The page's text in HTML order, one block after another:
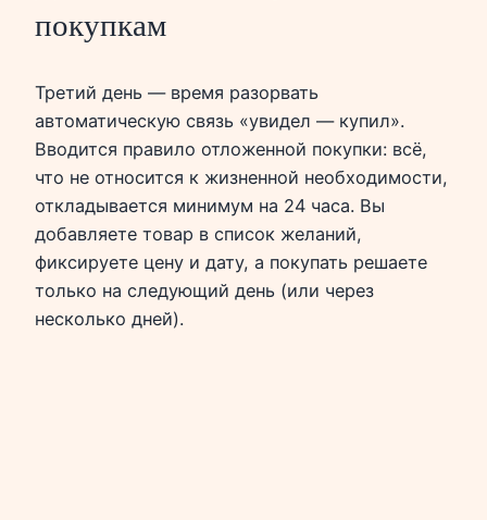
покупкам
Третий день — время разорвать
автоматическую связь «увидел — купил».
Вводится правило отложенной покупки: всё,
что не относится к жизненной необходимости,
откладывается минимум на 24 часа. Вы
добавляете товар в список желаний,
фиксируете цену и дату, а покупать решаете
только на следующий день (или через
несколько дней).